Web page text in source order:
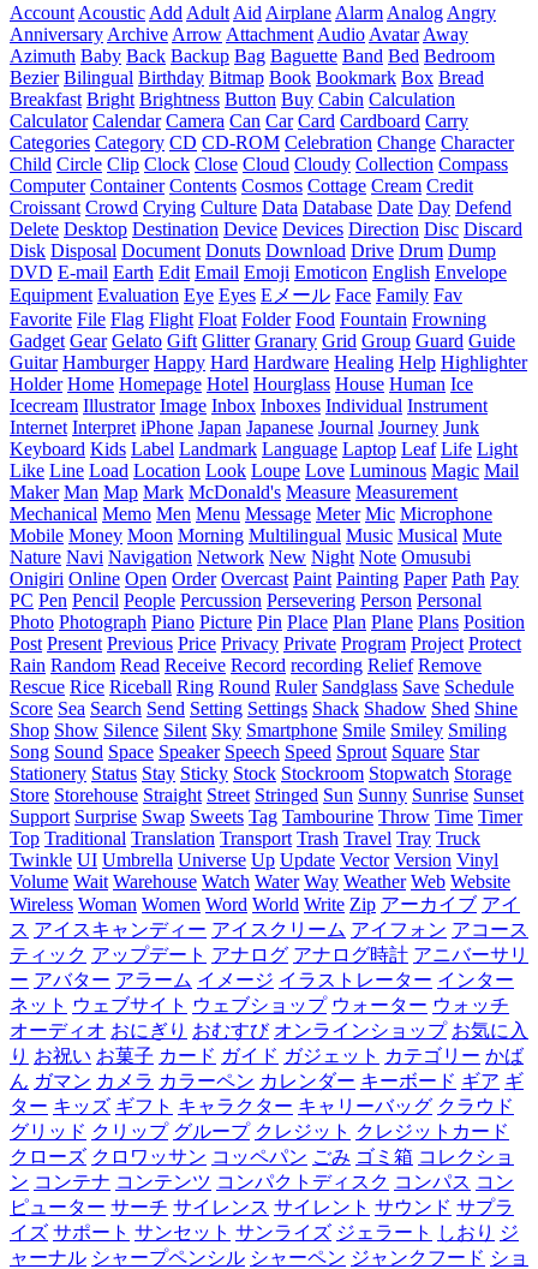
Account Acoustic Add Adult Aid Airplane Alarm Analog Angry
Anniversary Archive Arrow Attachment Audio Avatar Away
Azimuth Baby Back Backup Bag Baguette Band Bed Bedroom
Bezier Bilingual Birthday Bitmap Book Bookmark Box Bread
Breakfast Bright Brightness Button Buy Cabin Calculation
Calculator Calendar Camera Can Car Card Cardboard Carry
Categories Category CD CD-ROM Celebration Change Character
Child Circle Clip Clock Close Cloud Cloudy Collection Compass
Computer Container Contents Cosmos Cottage Cream Credit
Croissant Crowd Crying Culture Data Database Date Day Defend
Delete Desktop Destination Device Devices Direction Disc Discard
Disk Disposal Document Donuts Download Drive Drum Dump
DVD E-mail Earth Edit Email Emoji Emoticon English Envelope
Equipment Evaluation Eye Eyes Eメール Face Family Fav
Favorite File Flag Flight Float Folder Food Fountain Frowning
Gadget Gear Gelato Gift Glitter Granary Grid Group Guard Guide
Guitar Hamburger Happy Hard Hardware Healing Help Highlighter
Holder Home Homepage Hotel Hourglass House Human Ice
Icecream Illustrator Image Inbox Inboxes Individual Instrument
Internet Interpret iPhone Japan Japanese Journal Journey Junk
Keyboard Kids Label Landmark Language Laptop Leaf Life Light
Like Line Load Location Look Loupe Love Luminous Magic Mail
Maker Man Map Mark McDonald's Measure Measurement
Mechanical Memo Men Menu Message Meter Mic Microphone
Mobile Money Moon Morning Multilingual Music Musical Mute
Nature Navi Navigation Network New Night Note Omusubi
Onigiri Online Open Order Overcast Paint Painting Paper Path Pay
PC Pen Pencil People Percussion Persevering Person Personal
Photo Photograph Piano Picture Pin Place Plan Plane Plans Position
Post Present Previous Price Privacy Private Program Project Protect
Rain Random Read Receive Record recording Relief Remove
Rescue Rice Riceball Ring Round Ruler Sandglass Save Schedule
Score Sea Search Send Setting Settings Shack Shadow Shed Shine
Shop Show Silence Silent Sky Smartphone Smile Smiley Smiling
Song Sound Space Speaker Speech Speed Sprout Square Star
Stationery Status Stay Sticky Stock Stockroom Stopwatch Storage
Store Storehouse Straight Street Stringed Sun Sunny Sunrise Sunset
Support Surprise Swap Sweets Tag Tambourine Throw Time Timer
Top Traditional Translation Transport Trash Travel Tray Truck
Twinkle UI Umbrella Universe Up Update Vector Version Vinyl
Volume Wait Warehouse Watch Water Way Weather Web Website
Wireless Woman Women Word World Write Zip アーカイブ アイ
ス アイスキャンディー アイスクリーム アイフォン アコース
ティック アップデート アナログ アナログ時計 アニバーサリ
ー アバター アラーム イメージ イラストレーター インター
ネット ウェブサイト ウェブショップ ウォーター ウォッチ
オーディオ おにぎり おむすび オンラインショップ お気に入
り お祝い お菓子 カード ガイド ガジェット カテゴリー かば
ん ガマン カメラ カラーペン カレンダー キーボード ギア ギ
ター キッズ ギフト キャラクター キャリーバッグ クラウド
グリッド クリップ グループ クレジット クレジットカード
クローズ クロワッサン コッペパン ごみ ゴミ箱 コレクショ
ン コンテナ コンテンツ コンパクトディスク コンパス コン
ピューター サーチ サイレンス サイレント サウンド サプラ
イズ サポート サンセット サンライズ ジェラート しおり ジ
ャーナル シャープペンシル シャーペン ジャンクフード ショ